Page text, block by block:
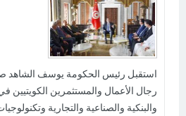
استقبل رئيس الحكومة يوسف الشاهد
رجال الأعمال والمستثمرين الكويتيين
والبنكية والصناعية والتجارية